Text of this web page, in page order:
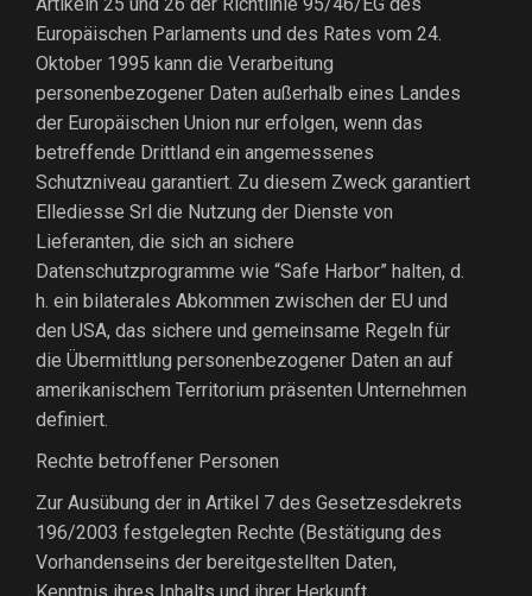
Europäischen Parlaments und des Rates vom 24.
Oktober 1995 kann die Verarbeitung
personenbezogener Daten außerhalb eines Landes
der Europäischen Union nur erfolgen, wenn das
betreffende Drittland ein angemessenes
Schutzniveau garantiert. Zu diesem Zweck garantiert
Ellediesse Srl die Nutzung der Dienste von
Lieferanten, die sich an sichere
Datenschutzprogramme wie “Safe Harbor” halten, d.
h. ein bilaterales Abkommen zwischen der EU und
den USA, das sichere und gemeinsame Regeln für
die Übermittlung personenbezogener Daten an auf
amerikanischem Territorium präsenten Unternehmen
definiert.
Rechte betroffener Personen
Zur Ausübung der in Artikel 7 des Gesetzesdekrets
196/2003 festgelegten Rechte (Bestätigung des
Vorhandenseins der bereitgestellten Daten,